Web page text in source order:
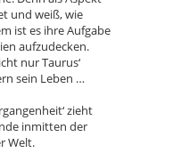
und weiß, wie
ist es ihre Aufgabe
aufzudecken.
nur Taurus‘
sein Leben …
zieht
inmitten der
Welt.